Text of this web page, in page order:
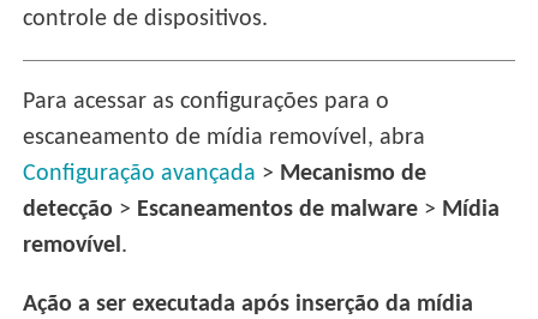
controle de dispositivos.
Para acessar as configurações para o
escaneamento de mídia removível, abra
Configuração avançada > Mecanismo de
detecção > Escaneamentos de malware > Mídia
removível.
Ação a ser executada após inserção da mídia